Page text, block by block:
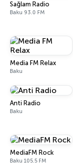
Sağlam Radio
Baku 93.0 FM
Media FM Relax
Baku
Anti Radio
Baku
MediaFM Rock
Baku 105.5 FM